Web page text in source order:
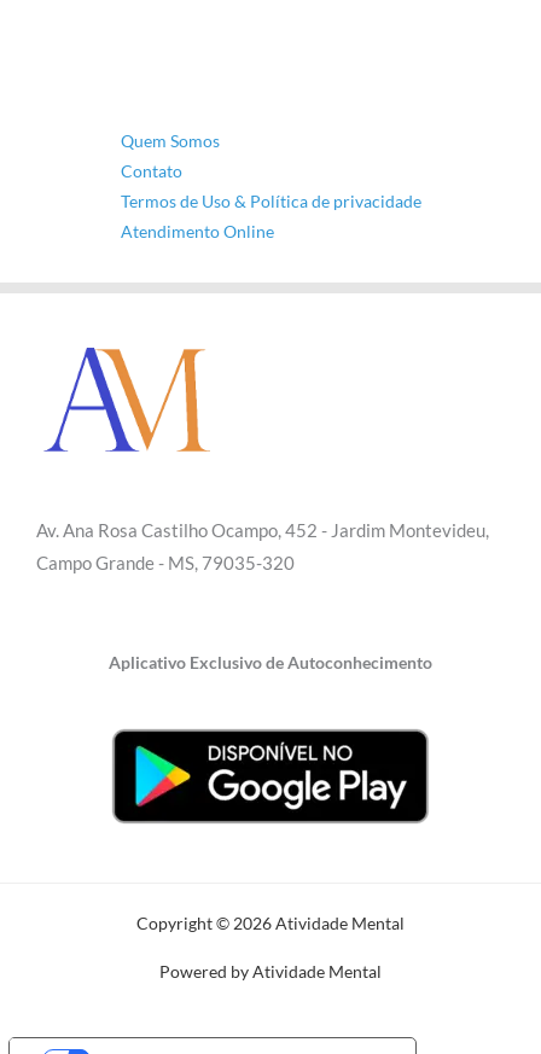
Quem Somos
Contato
Termos de Uso & Política de privacidade
Atendimento Online
Av. Ana Rosa Castilho Ocampo, 452 - Jardim Montevideu,
Campo Grande - MS, 79035-320
Aplicativo Exclusivo de Autoconhecimento
Copyright © 2026 Atividade Mental
Powered by Atividade Mental